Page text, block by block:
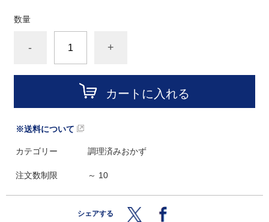
数量
- +
カートに入れる
※送料について
カテゴリー 調理済みおかず
注文数制限 ～ 10
シェアする